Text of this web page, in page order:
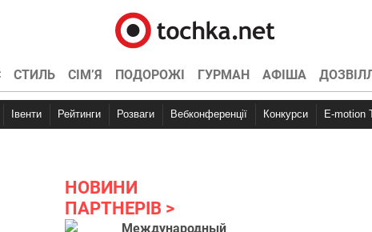
СТИЛЬ СІМ’Я ПОДОРОЖІ ГУРМАН АФІША
Івенти Рейтинги Розваги Вебконференції Конкурси E-motion
НОВИНИ
ПАРТНЕРІВ
Международный